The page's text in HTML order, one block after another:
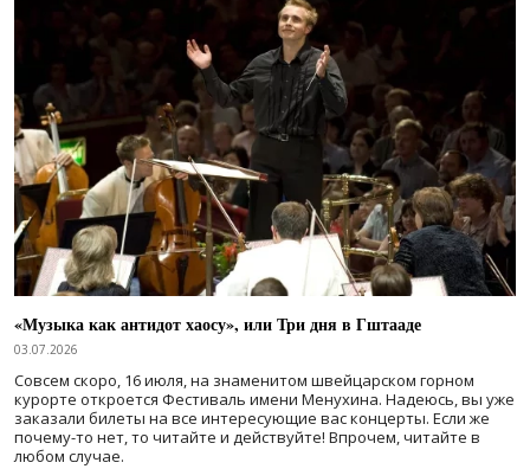
«Музыка как антидот хаосу», или Три дня в Гштааде
03.07.2026
Совсем скоро, 16 июля, на знаменитом швейцарском горном
курорте откроется Фестиваль имени Менухина. Надеюсь, вы уже
заказали билеты на все интересующие вас концерты. Если же
почему-то нет, то читайте и действуйте! Впрочем, читайте в
любом случае.